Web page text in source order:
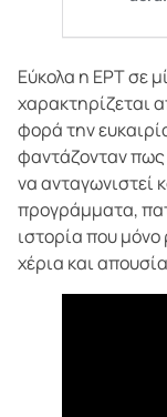
Εύκολα η ΕΡΤ σε
χαρακτηρίζεται
φορά την
φαντάζονταν
να ανταγωνιστεί
προγράμματα,
ιστορία που
χέρια και